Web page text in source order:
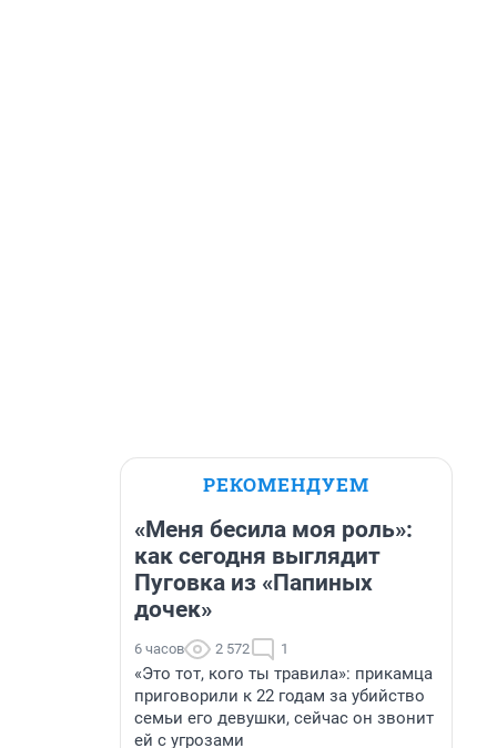
РЕКОМЕНДУЕМ
«Меня бесила моя роль»:
как сегодня выглядит
Пуговка из «Папиных
дочек»
6 часов 2 572 1
«Это тот, кого ты травила»: прикамца
приговорили к 22 годам за убийство
семьи его девушки, сейчас он звонит
ей с угрозами